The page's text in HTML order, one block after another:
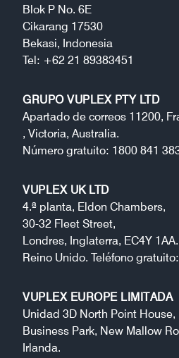
Blok P No. 6E
Cikarang 17530
Bekasi, Indonesia
Tel: +62 21 89383451
GRUPO VUPLEX PTY LTD
Apartado de correos 11200,
, Victoria, Australia.
Número gratuito: 1800 841
VUPLEX UK LTD
4.ª planta, Eldon Chambers,
30-32 Fleet Street,
Londres, Inglaterra, EC4Y 1AA.
Reino Unido. Teléfono
VUPLEX EUROPE LIMITADA
Unidad 3D North Point
Business Park, New Mallow
Irlanda.